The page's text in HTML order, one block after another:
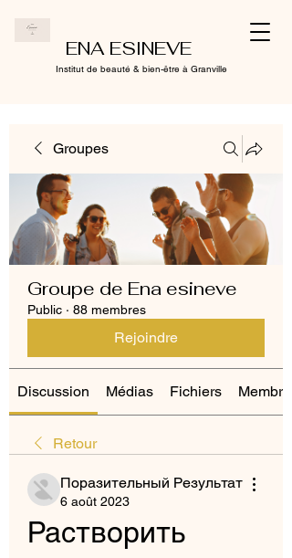
ENA ESINEVE
Institut de beauté & bien-être à Granville
Groupes
Groupe de Ena esineve
Public · 88 membres
Rejoindre
Discussion Médias Fichiers Membres
Retour
Поразительный Результат
6 août 2023
Растворить